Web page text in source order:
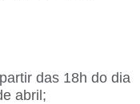
das 18h do dia
abril;